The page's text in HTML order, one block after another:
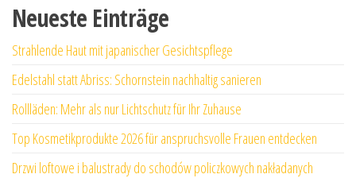
Neueste Einträge
Strahlende Haut mit japanischer Gesichtspflege
Edelstahl statt Abriss: Schornstein nachhaltig sanieren
Rollläden: Mehr als nur Lichtschutz für Ihr Zuhause
Top Kosmetikprodukte 2026 für anspruchsvolle Frauen entdecken
Drzwi loftowe i balustrady do schodów policzkowych nakładanych